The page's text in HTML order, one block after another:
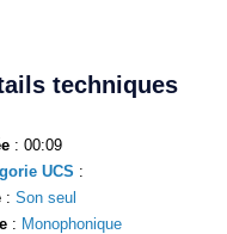
techniques
: 00:09
UCS :
: Son seul
: Monophonique